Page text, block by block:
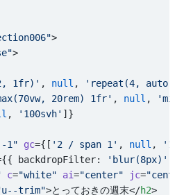
>
>
1fr)' , null ,
'repeat(4,
20rem) 1fr' , null ,
, '100svh' ]}
1" gc={[ '2 / span 1' , null ,
backdropFilter: 'blur(8px)'
c="white" ai="center" jc=
trim">とっておきの週末</h2>